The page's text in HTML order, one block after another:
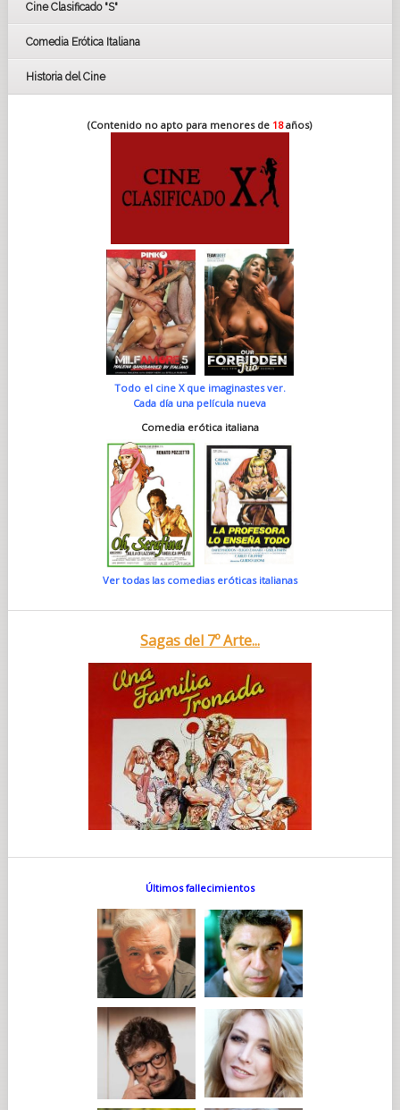
Cine Clasificado "S"
Comedia Erótica Italiana
Historia del Cine
(Contenido no apto para menores de 18años)
Todo el cine X que imaginastes ver.
Cada día una película nueva
Comedia erótica italiana
Ver todas las comedias eróticas italianas
Sagas del 7º Arte...
Últimos fallecimientos